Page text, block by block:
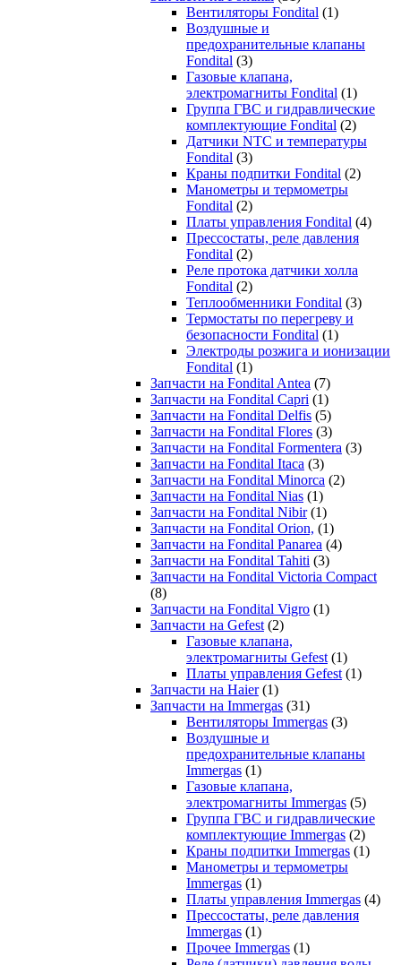
Вентиляторы Fondital (1)
Воздушные и
предохранительные клапаны
Fondital (3)
Газовые клапана,
электромагниты Fondital (1)
Группа ГВС и гидравлические
комплектующие Fondital (2)
Датчики NTC и температуры
Fondital (3)
Краны подпитки Fondital (2)
Манометры и термометры
Fondital (2)
Платы управления Fondital (4)
Прессостаты, реле давления
Fondital (2)
Реле протока датчики холла
Fondital (2)
Теплообменники Fondital (3)
Термостаты по перегреву и
безопасности Fondital (1)
Электроды розжига и ионизации
Fondital (1)
Запчасти на Fondital Antea (7)
Запчасти на Fondital Capri (1)
Запчасти на Fondital Delfis (5)
Запчасти на Fondital Flores (3)
Запчасти на Fondital Formentera (3)
Запчасти на Fondital Itaca (3)
Запчасти на Fondital Minorca (2)
Запчасти на Fondital Nias (1)
Запчасти на Fondital Nibir (1)
Запчасти на Fondital Orion, (1)
Запчасти на Fondital Panarea (4)
Запчасти на Fondital Tahiti (3)
Запчасти на Fondital Victoria Compact
(8)
Запчасти на Fondital Vigro (1)
Запчасти на Gefest (2)
Газовые клапана,
электромагниты Gefest (1)
Платы управления Gefest (1)
Запчасти на Haier (1)
Запчасти на Immergas (31)
Вентиляторы Immergas (3)
Воздушные и
предохранительные клапаны
Immergas (1)
Газовые клапана,
электромагниты Immergas (5)
Группа ГВС и гидравлические
комплектующие Immergas (2)
Краны подпитки Immergas (1)
Манометры и термометры
Immergas (1)
Платы управления Immergas (4)
Прессостаты, реле давления
Immergas (1)
Прочее Immergas (1)